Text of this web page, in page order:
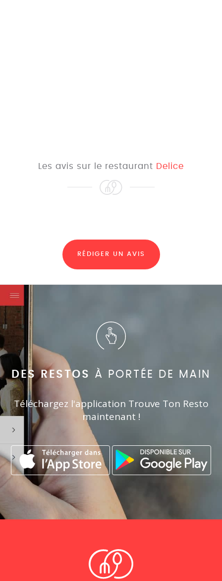
Les avis sur le restaurant Delice
RÉDIGER UN AVIS
DES RESTOS À PORTÉE DE MAIN
Téléchargez l'application Trouve Ton Resto
maintenant !